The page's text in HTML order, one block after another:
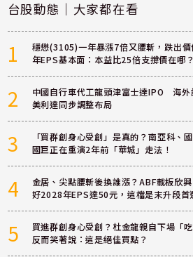
台股動態｜大家都在看
1
穩懋(3105)一年暴漲7倍又腰斬，跌出
年EPS基本面：本益比25倍支撐價在哪？
2
中國自行車代工龍頭津富士達IPO 海外
美利達同步調整布局
3
「買群創身心受創」是真的？南亞科、
國巨正在重演2年前「華城」走法！
4
金居、尖點腰斬後換誰漲？ABF載板欣
好2028年EPS達50元，這檔是末升段首
5
買進群創身心受創？杜金龍親自下場「
反而笑著說：這是絕佳買點？